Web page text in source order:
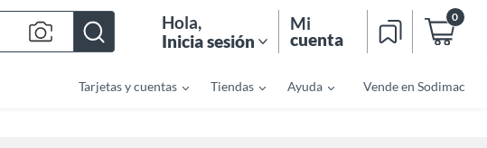
Hola,
Inicia sesión
Mi
cuenta
0
Tarjetas y cuentas Tiendas Ayuda Vende en Sodimac